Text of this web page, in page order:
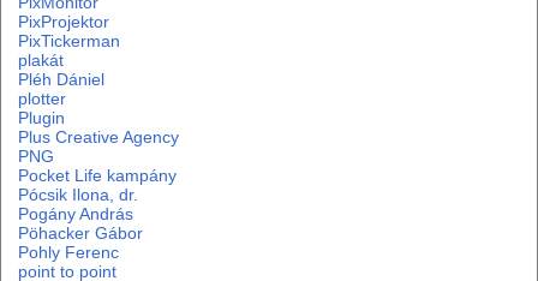
PixProjektor
PixTickerman
plakát
Pléh Dániel
plotter
Plugin
Plus Creative Agency
PNG
Pocket Life kampány
Pócsik Ilona, dr.
Pogány András
Pöhacker Gábor
Pohly Ferenc
point to point